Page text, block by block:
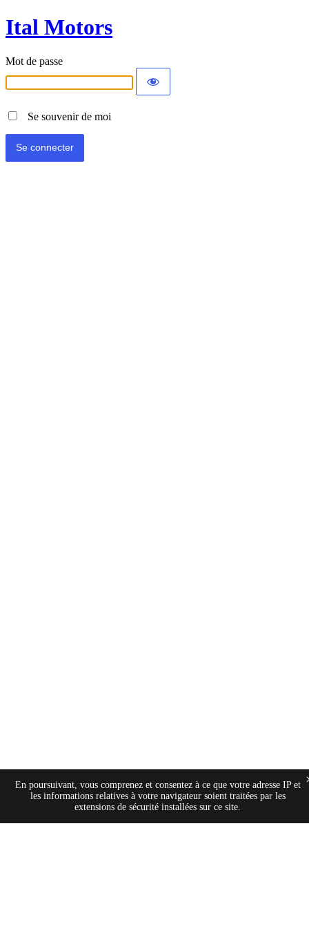
Ital Motors
Mot de passe
Se souvenir de moi
En poursuivant, vous comprenez et consentez à ce que votre adresse IP et
les informations relatives à votre navigateur soient traitées par les
extensions de sécurité installées sur ce site.